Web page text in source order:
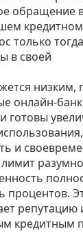
обращение
только
в своей
низким,
готовы
и
процентов.
репутацию
кредитным